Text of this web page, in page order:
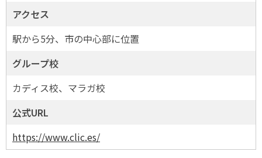
アクセス
駅から5分、市の中心部に位置
グループ校
カディス校、マラガ校
公式URL
https://www.clic.es/